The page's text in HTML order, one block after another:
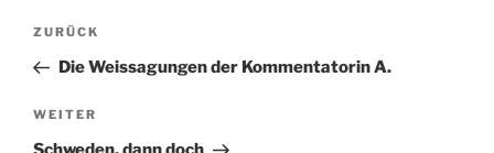
Beitragsnavigation
Vorheriger
Beitrag
ZURÜCK
Die Weissagungen der Kommentatorin A.
Nächster
Beitrag
WEITER